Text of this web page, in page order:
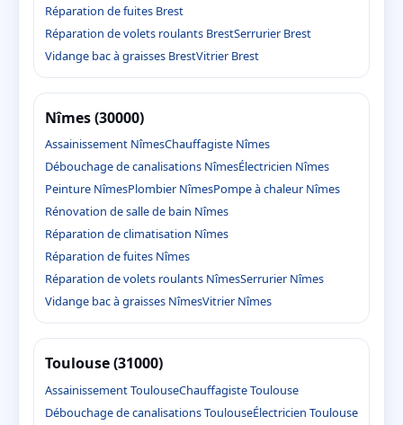
Réparation de fuites Brest
Réparation de volets roulants BrestSerrurier Brest
Vidange bac à graisses BrestVitrier Brest
Nîmes (30000)
Assainissement NîmesChauffagiste Nîmes
Débouchage de canalisations NîmesÉlectricien Nîmes
Peinture NîmesPlombier NîmesPompe à chaleur Nîmes
Rénovation de salle de bain Nîmes
Réparation de climatisation Nîmes
Réparation de fuites Nîmes
Réparation de volets roulants NîmesSerrurier Nîmes
Vidange bac à graisses NîmesVitrier Nîmes
Toulouse (31000)
Assainissement ToulouseChauffagiste Toulouse
Débouchage de canalisations ToulouseÉlectricien Toulouse